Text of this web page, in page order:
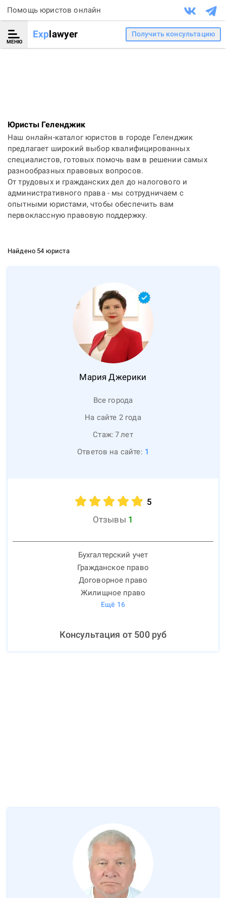
Помощь юристов онлайн
МЕНЮ
Explawyer Получить консультацию
Юристы Геленджик
Наш онлайн-каталог юристов в городе Геленджик
предлагает широкий выбор квалифицированных
специалистов, готовых помочь вам в решении самых
разнообразных правовых вопросов.
От трудовых и гражданских дел до налогового и
административного права - мы сотрудничаем с
опытными юристами, чтобы обеспечить вам
первоклассную правовую поддержку.
Найдено 54 юриста
Мария Джерики
Все города
На сайте 2 года
Стаж: 7лет
Ответов на сайте: 1
5
Отзывы 1
Бухгалтерский учет
Гражданское право
Договорное право
Жилищное право
Ещё 16
Консультация от 500руб